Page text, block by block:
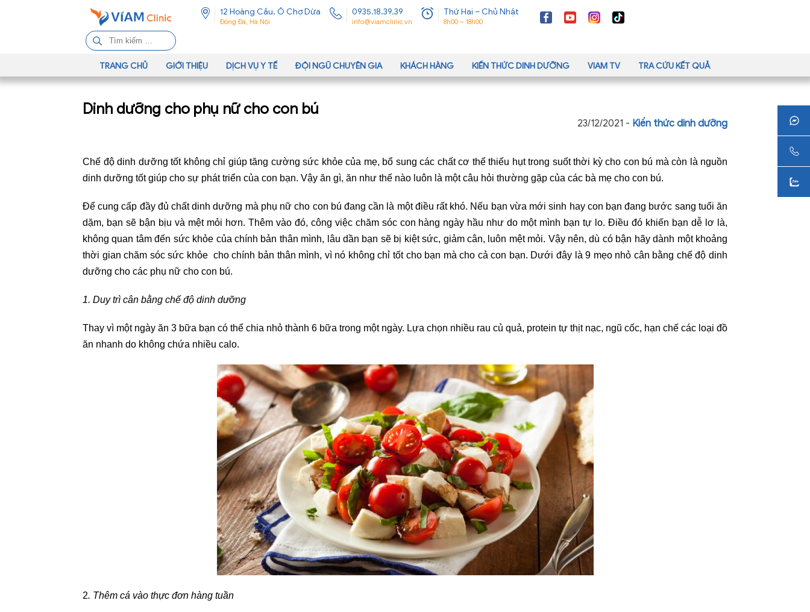
12 Hoàng Cầu, Ô Chợ Dừa
Đống Đa, Hà Nội
0935.18.39.39
info@viamclinic.vn
Thứ Hai – Chủ Nhật
8h00 – 18h00
ì
m
k
ế
o
TRANG CHỦ GIỚI THIỆU DỊCH VỤ Y TẾ ĐỘI NGŨ CHUYÊN GIA KHÁCH HÀNG KIẾN THỨC DINH DƯỠNG VIAM TV TRA CỨU KẾT QUẢ
Dinh dưỡng cho phụ nữ cho con bú
23/12/2021 - Kiến thức dinh dưỡng
Chế độ dinh dưỡng tốt không chỉ giúp tăng cường sức khỏe của mẹ, bổ sung các chất cơ thể thiếu hụt trong suốt thời kỳ cho con bú mà còn là nguồn
dinh dưỡng tốt giúp cho sự phát triển của con bạn. Vậy ăn gì, ăn như thế nào luôn là một câu hỏi thường gặp của các bà mẹ cho con bú.
Để cung cấp đầy đủ chất dinh dưỡng mà phụ nữ cho con bú đang cần là một điều rất khó. Nếu bạn vừa mới sinh hay con bạn đang bước sang tuổi ăn
dặm, bạn sẽ bận bịu và mệt mỏi hơn. Thêm vào đó, công việc chăm sóc con hàng ngày hầu như do một mình bạn tự lo. Điều đó khiến bạn dễ lơ là,
không quan tâm đến sức khỏe của chính bản thân mình, lâu dần bạn sẽ bị kiệt sức, giảm cân, luôn mệt mỏi. Vậy nên, dù có bận hãy dành một khoảng
thời gian chăm sóc sức khỏe cho chính bản thân mình, vì nó không chỉ tốt cho bạn mà cho cả con bạn. Dưới đây là 9 mẹo nhỏ cân bằng chế độ dinh
dưỡng cho các phụ nữ cho con bú.
1. Duy trì cân bằng chế độ dinh dưỡng
Thay vì một ngày ăn 3 bữa bạn có thể chia nhỏ thành 6 bữa trong một ngày. Lựa chọn nhiều rau củ quả, protein tự thịt nạc, ngũ cốc, hạn chế các loại đồ
ăn nhanh do không chứa nhiều calo.
2. Thêm cá vào thực đơn hàng tuần